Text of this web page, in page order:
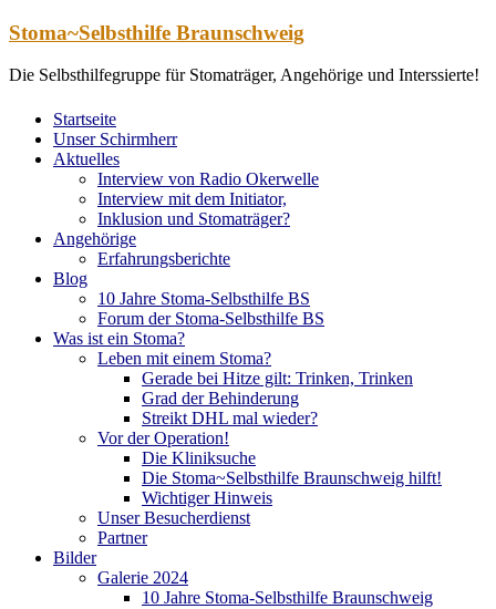
Zum
springen
Stoma~Selbsthilfe Braunschweig
Die Selbsthilfegruppe für Stomaträger, Angehörige und Interssierte!
Startseite
Unser Schirmherr
Aktuelles
Interview von Radio Okerwelle
Interview mit dem Initiator,
Inklusion und Stomaträger?
Angehörige
Erfahrungsberichte
Blog
10 Jahre Stoma-Selbsthilfe BS
Forum der Stoma-Selbsthilfe BS
Was ist ein Stoma?
Leben mit einem Stoma?
Gerade bei Hitze gilt: Trinken, Trinken
Grad der Behinderung
Streikt DHL mal wieder?
Vor der Operation!
Die Kliniksuche
Die Stoma~Selbsthilfe Braunschweig hilft!
Wichtiger Hinweis
Unser Besucherdienst
Partner
Bilder
Galerie 2024
10 Jahre Stoma-Selbsthilfe Braunschweig